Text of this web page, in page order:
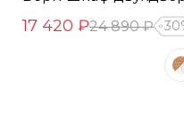
17 420 ₽24 890 ₽